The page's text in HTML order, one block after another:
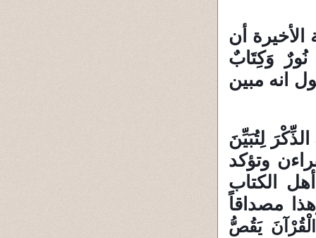
أن
وَكِتَابٌ
انه مبين
{‫وَأَنزَلْنَا إِلَيْكَ الذِّكْرَ لِتُبَيِّنَ
القراءن وتؤكد
الكتاب
مصداقاً
يَقُصُّ